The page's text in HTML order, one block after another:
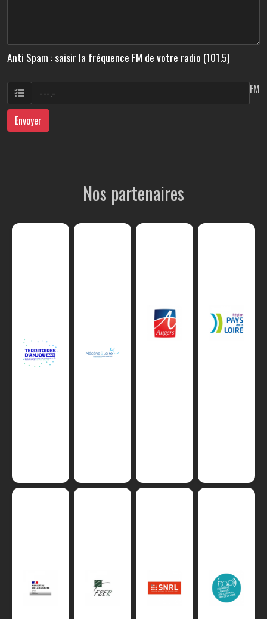
Anti Spam : saisir la fréquence FM de votre radio (101.5)
FM
Envoyer
Nos partenaires